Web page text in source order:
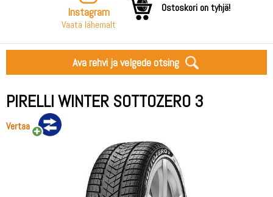
Instagram
Vaata lähemalt
Ostoskori on tyhjä!
Ava rehvi ja velgede otsing
PIRELLI WINTER SOTTOZERO 3
Vertaa